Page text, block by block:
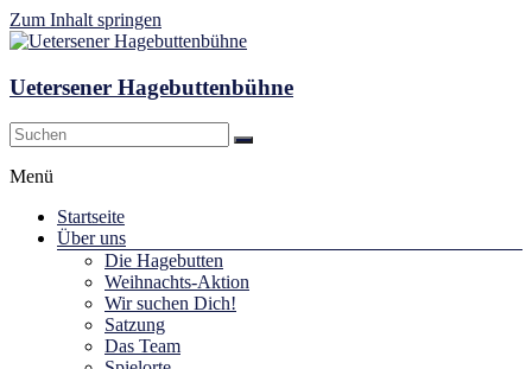
Zum Inhalt springen
Uetersener Hagebuttenbühne
Menü
Startseite
Über uns
Die Hagebutten
Weihnachts-Aktion
Wir suchen Dich!
Satzung
Das Team